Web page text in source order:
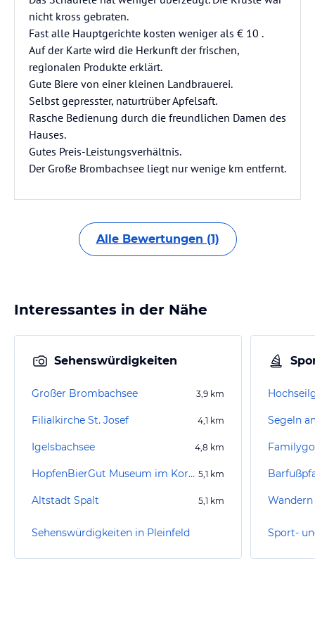
nicht kross gebraten.
Fast alle Hauptgerichte kosten weniger als € 10 .
Auf der Karte wird die Herkunft der frischen,
regionalen Produkte erklärt.
Gute Biere von einer kleinen Landbrauerei.
Selbst gepresster, naturtrüber Apfelsaft.
Rasche Bedienung durch die freundlichen Damen des
Hauses.
Gutes Preis-Leistungsverhältnis.
Der Große Brombachsee liegt nur wenige km entfernt.
Alle Bewertungen (1)
Interessantes in der Nähe
Sehenswürdigkeiten
Großer Brombachsee 3,9 km
Filialkirche St. Josef 4,1 km
Igelsbachsee 4,8 km
HopfenBierGut Museum im Kornhaus Spalt 5,1 km
Altstadt Spalt 5,1 km
Sehenswürdigkeiten in Pleinfeld